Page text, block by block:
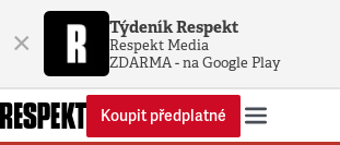
× Týdeník Respekt
Respekt Media
ZDARMA - na Google Play
Koupit předplatné